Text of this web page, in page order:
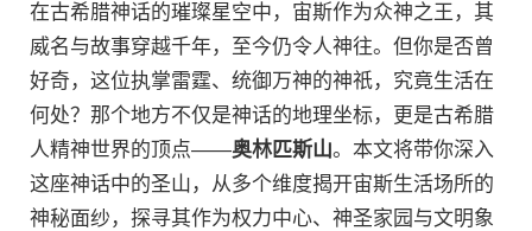
在古希腊神话的璀璨星空中，宙斯作为众神之王，其
威名与故事穿越千年，至今仍令人神往。但你是否曾
好奇，这位执掌雷霆、统御万神的神祇，究竟生活在
何处？那个地方不仅是神话的地理坐标，更是古希腊
人精神世界的顶点——奥林匹斯山。本文将带你深入
这座神话中的圣山，从多个维度揭开宙斯生活场所的
神秘面纱，探寻其作为权力中心、神圣家园与文明象